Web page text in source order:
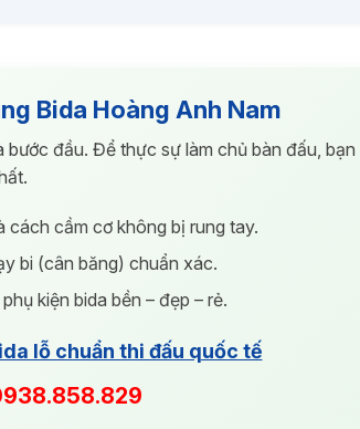
Bida Hoàng Anh Nam
đầu. Để thực sự làm chủ bàn đấu,
cách cầm cơ không bị rung tay.
bi (cân băng) chuẩn xác.
kiện bida bền – đẹp – rẻ.
lỗ chuẩn thi đấu quốc tế